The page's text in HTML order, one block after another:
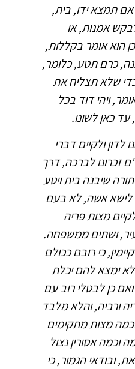
תמצא ידו, בית,
אמנות, או
הוא אומר בקללות,
כרם תטע, כלומר,
כדי שלא תצליח את
ויהי דוד בכל
עד כאן לשונו.
לדון ולקיים דברי
זכרונו לברכה, דרך
שיבנה בית ויטע
לישא אשה, לא בעם
מצות פריה
ושתים ממשפחה.
כי רובם ככולם
לא ימצא להם יכלת
כן לבטלי רוב עם
ורביה, והלא מלבד
מצות מתקימים
וכמה אסורין נצול
ובודאי הגמור, כי